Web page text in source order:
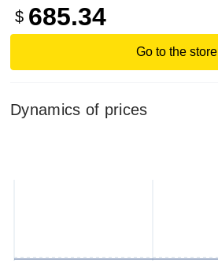
$ 685.34
Go to the store
Dynamics of prices